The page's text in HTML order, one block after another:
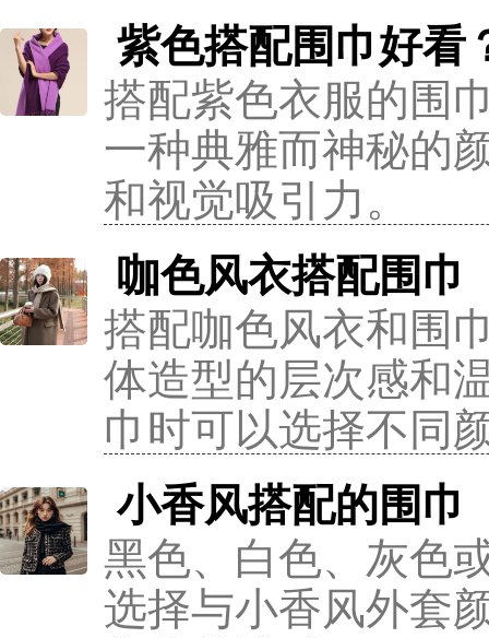
紫色搭配围巾好看
搭配紫色衣服的围
一种典雅而神秘的
和视觉吸引力。
咖色风衣搭配围巾
搭配咖色风衣和围
体造型的层次感和
巾时可以选择不同
小香风搭配的围巾
黑色、白色、灰色
选择与小香风外套